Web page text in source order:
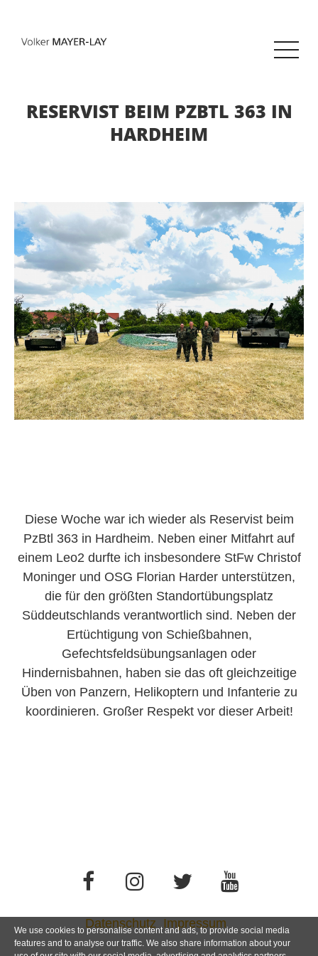
RESERVIST BEIM PZBTL 363 IN
HARDHEIM
Diese Woche war ich wieder als Reservist beim
PzBtl 363 in Hardheim. Neben einer Mitfahrt auf
einem Leo2 durfte ich insbesondere StFw Christof
Moninger und OSG Florian Harder unterstützen,
die für den größten Standortübungsplatz
Süddeutschlands verantwortlich sind. Neben der
Ertüchtigung von Schießbahnen,
Gefechtsfeldsübungsanlagen oder
Hindernisbahnen, haben sie das oft gleichzeitige
Üben von Panzern, Helikoptern und Infanterie zu
koordinieren. Großer Respekt vor dieser Arbeit!
Datenschutz Impressum
We use cookies to personalise content and ads, to provide social media
features and to analyse our traffic. We also share information about your